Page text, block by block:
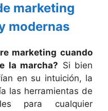
marketing
modernas
marketing cuando
la marcha? Si bien
en su intuición, la
las herramientas de
para cualquier